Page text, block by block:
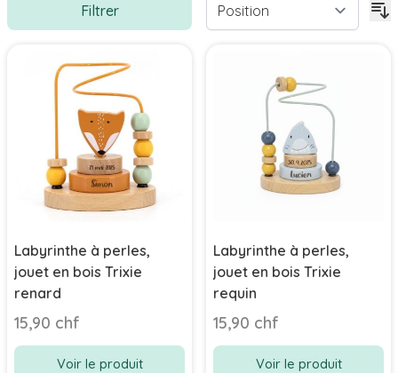
Filtrer
Labyrinthe à perles,
jouet en bois Trixie
renard
15,90 chf
Voir le produit
Labyrinthe à perles,
jouet en bois Trixie
requin
15,90 chf
Voir le produit